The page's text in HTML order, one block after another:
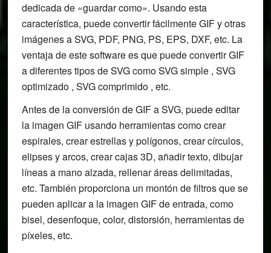
dedicada de «guardar como». Usando esta
característica, puede convertir fácilmente GIF y otras
imágenes a SVG, PDF, PNG, PS, EPS, DXF, etc. La
ventaja de este software es que puede convertir GIF
a diferentes tipos de SVG como SVG simple , SVG
optimizado , SVG comprimido , etc.
Antes de la conversión de GIF a SVG, puede editar
la imagen GIF usando herramientas como crear
espirales, crear estrellas y polígonos, crear círculos,
elipses y arcos, crear cajas 3D, añadir texto, dibujar
líneas a mano alzada, rellenar áreas delimitadas,
etc. También proporciona un montón de filtros que se
pueden aplicar a la imagen GIF de entrada, como
bisel, desenfoque, color, distorsión, herramientas de
píxeles, etc.